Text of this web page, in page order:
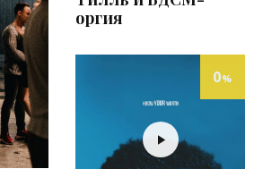
оргия
0%